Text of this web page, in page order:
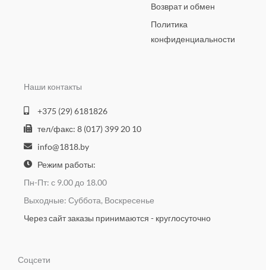
Возврат и обмен
Политика
конфиденциальности
Наши контакты
+375 (29) 6181826
тел/факс: 8 (017) 399 20 10
info@1818.by
Режим работы:
Пн-Пт: с 9.00 до 18.00
Выходные: Суббота, Воскресенье
Через сайт заказы принимаются - круглосуточно
Соцсети